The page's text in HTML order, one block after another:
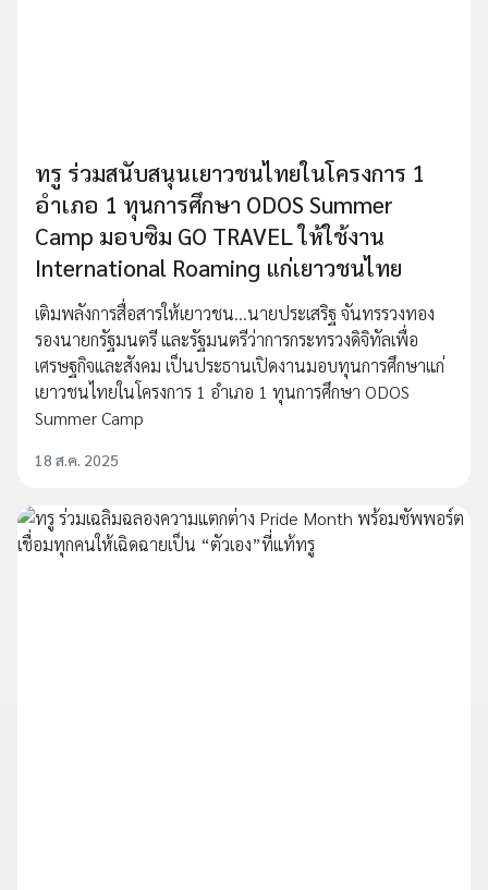
ทรู ร่วมสนับสนุนเยาวชนไทยในโครงการ 1
อำเภอ 1 ทุนการศึกษา ODOS Summer
Camp มอบซิม GO TRAVEL ให้ใช้งาน
International Roaming แก่เยาวชนไทย
เติมพลังการสื่อสารให้เยาวชน...นายประเสริฐ จันทรรวงทอง
รองนายกรัฐมนตรี และรัฐมนตรีว่าการกระทรวงดิจิทัลเพื่อ
เศรษฐกิจและสังคม เป็นประธานเปิดงานมอบทุนการศึกษาแก่
เยาวชนไทยในโครงการ 1 อำเภอ 1 ทุนการศึกษา ODOS
Summer Camp
18 ส.ค. 2025